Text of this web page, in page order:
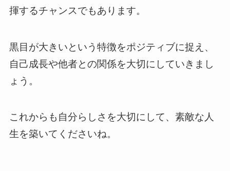
揮するチャンスでもあります。
黒目が大きいという特徴をポジティブに捉え、
自己成長や他者との関係を大切にしていきまし
ょう。
これからも自分らしさを大切にして、素敵な人
生を築いてくださいね。